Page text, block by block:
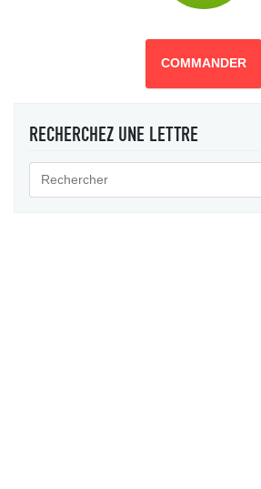
COMMANDER
RECHERCHEZ UNE LETTRE